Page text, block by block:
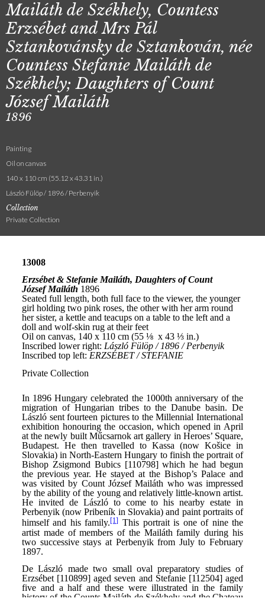
Mailáth de Székhely, Countess
Erzsébet and Mrs Pál
Sztankovánsky de Sztankován, née
Countess Stefanie Mailáth de
Székhely; Daughters of Count
József Mailáth
1896
Painting
Oil on canvas
140 x 110 cm (55.12 x 43.31 in.)
László Fülöp / 1896 / Perbenyik
Collection
Private Collection